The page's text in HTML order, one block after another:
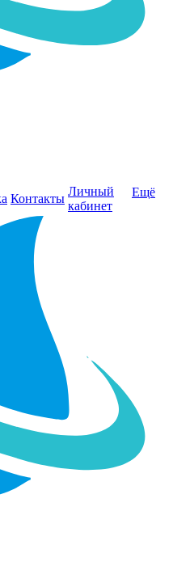
Контакты
Личный
кабинет
Ещё